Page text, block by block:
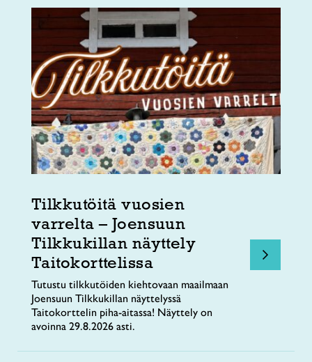
Tilkkutöitä vuosien
varrelta – Joensuun
Tilkkukillan näyttely
Taitokorttelissa
Tutustu tilkkutöiden kiehtovaan maailmaan
Joensuun Tilkkukillan näyttelyssä
Taitokorttelin piha-aitassa! Näyttely on
avoinna 29.8.2026 asti.